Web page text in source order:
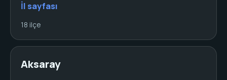
İl sayfası
18 ilçe
Aksaray